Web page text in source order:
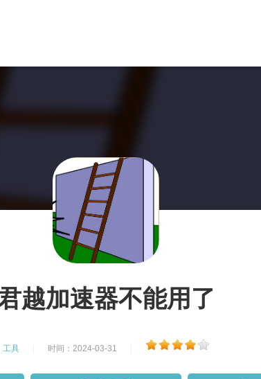
越加速器不能用了
工具 时间：2024-03-31